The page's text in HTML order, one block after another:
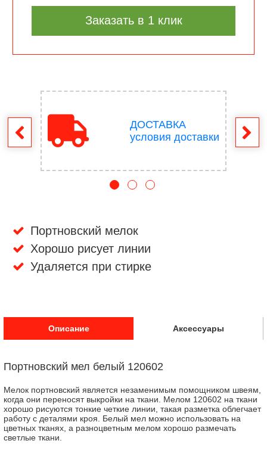
Заказать в 1 клик
ДОСТАВКА
условия доставки
Портновский мелок
Хорошо рисует линии
Удаляется при стирке
Описание Аксессуары
Портновский мел белый 120602
Мелок портновский является незаменимым помощником швеям,
когда они переносят выкройки на ткани. Мелом 120602 на ткани
хорошо рисуются тонкие четкие линии, такая разметка облегчает
работу с деталями кроя. Белый мел можно использовать на
цветных тканях, а разноцветным мелом хорошо размечать
светлые ткани.